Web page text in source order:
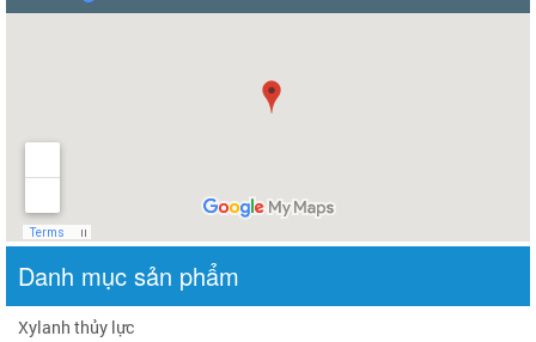
Danh mục sản phẩm
Xylanh thủy lực